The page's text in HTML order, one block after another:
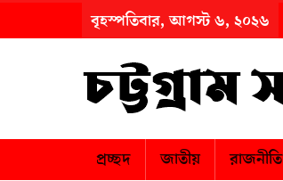
বৃহস্পতিবার, আগস্ট ৬, ২০২৬
প্রচ্ছদ জাতীয় রাজনীতি